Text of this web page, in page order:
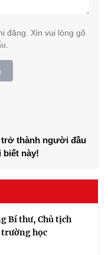
đăng. Xin vui lòng gõ
trở thành người đầu
biết này!
Bí thư, Chủ tịch
trường học